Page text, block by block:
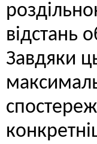
відстань
Завдяки